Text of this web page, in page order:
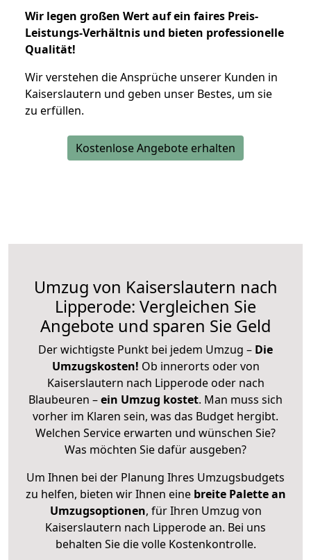
Wir legen großen Wert auf ein faires Preis-
Leistungs-Verhältnis und bieten professionelle
Qualität!
Wir verstehen die Ansprüche unserer Kunden in
Kaiserslautern und geben unser Bestes, um sie
zu erfüllen.
Kostenlose Angebote erhalten
Umzug von Kaiserslautern nach
Lipperode: Vergleichen Sie
Angebote und sparen Sie Geld
Der wichtigste Punkt bei jedem Umzug – Die
Umzugskosten! Ob innerorts oder von
Kaiserslautern nach Lipperode oder nach
Blaubeuren –ein Umzug kostet. Man muss sich
vorher im Klaren sein, was das Budget hergibt.
Welchen Service erwarten und wünschen Sie?
Was möchten Sie dafür ausgeben?
Um Ihnen bei der Planung Ihres Umzugsbudgets
zu helfen, bieten wir Ihnen eine breite Palette an
Umzugsoptionen, für Ihren Umzug von
Kaiserslautern nach Lipperode an. Bei uns
behalten Sie die volle Kostenkontrolle.